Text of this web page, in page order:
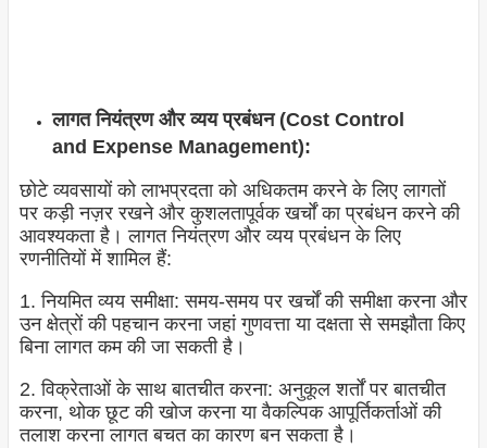
लागत नियंत्रण और व्यय प्रबंधन (Cost Control
and Expense Management):
छोटे व्यवसायों को लाभप्रदता को अधिकतम करने के लिए लागतों
पर कड़ी नज़र रखने और कुशलतापूर्वक खर्चों का प्रबंधन करने की
आवश्यकता है। लागत नियंत्रण और व्यय प्रबंधन के लिए
रणनीतियों में शामिल हैं:
1. नियमित व्यय समीक्षा: समय-समय पर खर्चों की समीक्षा करना और
उन क्षेत्रों की पहचान करना जहां गुणवत्ता या दक्षता से समझौता किए
बिना लागत कम की जा सकती है।
2. विक्रेताओं के साथ बातचीत करना: अनुकूल शर्तों पर बातचीत
करना, थोक छूट की खोज करना या वैकल्पिक आपूर्तिकर्ताओं की
तलाश करना लागत बचत का कारण बन सकता है।